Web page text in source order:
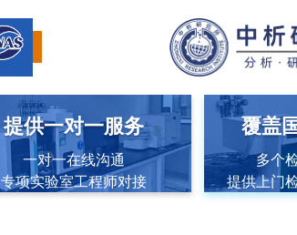
提供一对一服务
一对一在线沟通
专项实验室工程师对接
覆盖
多个
提供上门